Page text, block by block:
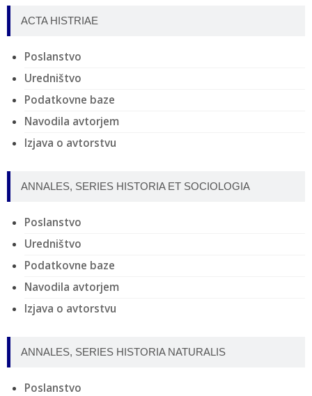
ACTA HISTRIAE
Poslanstvo
Uredništvo
Podatkovne baze
Navodila avtorjem
Izjava o avtorstvu
ANNALES, SERIES HISTORIA ET SOCIOLOGIA
Poslanstvo
Uredništvo
Podatkovne baze
Navodila avtorjem
Izjava o avtorstvu
ANNALES, SERIES HISTORIA NATURALIS
Poslanstvo